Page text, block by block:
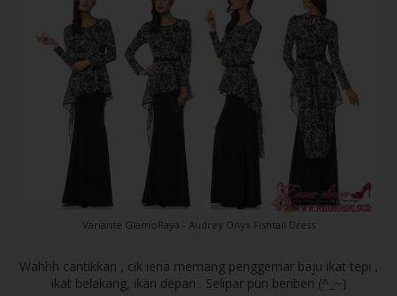
Variante GlamoRaya - Audrey Onyx Fishtail Dress
Wahhh cantikkan , cik iena memang penggemar baju ikat tepi ,
ikat belakang, ikan depan . Selipar pun beriben (^_~)